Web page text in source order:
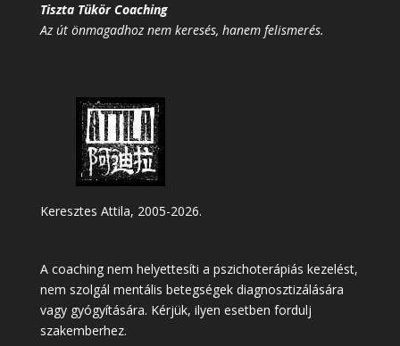
Tiszta Tükör Coaching
Az út önmagadhoz nem keresés, hanem felismerés.
Keresztes Attila, 2005-2026.
A coaching nem helyettesíti a pszichoterápiás kezelést,
nem szolgál mentális betegségek diagnosztizálására
vagy gyógyítására. Kérjük, ilyen esetben fordulj
szakemberhez.